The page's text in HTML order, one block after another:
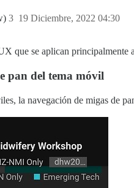
19 Diciembre, 2022 04:30
3
que se aplican principalmente
pan del tema móvil
la navegación de migas de